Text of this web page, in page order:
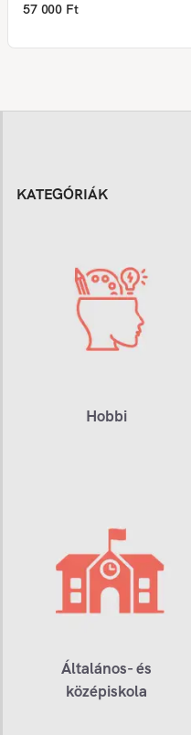
57 000 Ft
KATEGÓRIÁK
Hobbi
Általános- és
középiskola